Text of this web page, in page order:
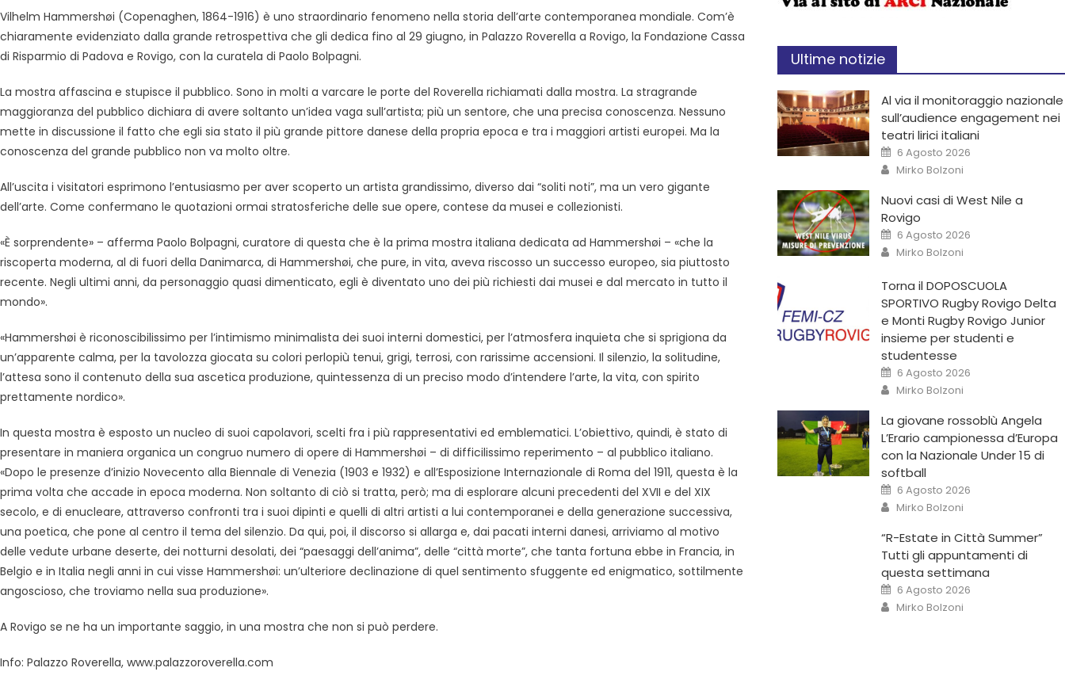
Vilhelm Hammershøi (Copenaghen, 1864-1916) è uno straordinario fenomeno nella storia dell’arte contemporanea mondiale. Com’è
chiaramente evidenziato dalla grande retrospettiva che gli dedica fino al 29 giugno, in Palazzo Roverella a Rovigo, la Fondazione Cassa
di Risparmio di Padova e Rovigo, con la curatela di Paolo Bolpagni.
La mostra affascina e stupisce il pubblico. Sono in molti a varcare le porte del Roverella richiamati dalla mostra. La stragrande
maggioranza del pubblico dichiara di avere soltanto un’idea vaga sull’artista; più un sentore, che una precisa conoscenza. Nessuno
mette in discussione il fatto che egli sia stato il più grande pittore danese della propria epoca e tra i maggiori artisti europei. Ma la
conoscenza del grande pubblico non va molto oltre.
All’uscita i visitatori esprimono l’entusiasmo per aver scoperto un artista grandissimo, diverso dai “soliti noti”, ma un vero gigante
dell’arte. Come confermano le quotazioni ormai stratosferiche delle sue opere, contese da musei e collezionisti.
«È sorprendente» – afferma Paolo Bolpagni, curatore di questa che è la prima mostra italiana dedicata ad Hammershøi – «che la
riscoperta moderna, al di fuori della Danimarca, di Hammershøi, che pure, in vita, aveva riscosso un successo europeo, sia piuttosto
recente. Negli ultimi anni, da personaggio quasi dimenticato, egli è diventato uno dei più richiesti dai musei e dal mercato in tutto il
mondo».
«Hammershøi è riconoscibilissimo per l’intimismo minimalista dei suoi interni domestici, per l’atmosfera inquieta che si sprigiona da
un’apparente calma, per la tavolozza giocata su colori perlopiù tenui, grigi, terrosi, con rarissime accensioni. Il silenzio, la solitudine,
l’attesa sono il contenuto della sua ascetica produzione, quintessenza di un preciso modo d’intendere l’arte, la vita, con spirito
prettamente nordico».
In questa mostra è esposto un nucleo di suoi capolavori, scelti fra i più rappresentativi ed emblematici. L’obiettivo, quindi, è stato di
presentare in maniera organica un congruo numero di opere di Hammershøi – di difficilissimo reperimento – al pubblico italiano.
«Dopo le presenze d’inizio Novecento alla Biennale di Venezia (1903 e 1932) e all’Esposizione Internazionale di Roma del 1911, questa è la
prima volta che accade in epoca moderna. Non soltanto di ciò si tratta, però; ma di esplorare alcuni precedenti del XVII e del XIX
secolo, e di enucleare, attraverso confronti tra i suoi dipinti e quelli di altri artisti a lui contemporanei e della generazione successiva,
una poetica, che pone al centro il tema del silenzio. Da qui, poi, il discorso si allarga e, dai pacati interni danesi, arriviamo al motivo
delle vedute urbane deserte, dei notturni desolati, dei “paesaggi dell’anima”, delle “città morte”, che tanta fortuna ebbe in Francia, in
Belgio e in Italia negli anni in cui visse Hammershøi: un’ulteriore declinazione di quel sentimento sfuggente ed enigmatico, sottilmente
angoscioso, che troviamo nella sua produzione».
A Rovigo se ne ha un importante saggio, in una mostra che non si può perdere.
Info: Palazzo Roverella, www.palazzoroverella.com
Ultime notizie
Al via il monitoraggio nazionale
sull’audience engagement nei
teatri lirici italiani
6 Agosto 2026
Mirko Bolzoni
Nuovi casi di West Nile a
Rovigo
6 Agosto 2026
Mirko Bolzoni
Torna il DOPOSCUOLA
SPORTIVO Rugby Rovigo Delta
e Monti Rugby Rovigo Junior
insieme per studenti e
studentesse
6 Agosto 2026
Mirko Bolzoni
La giovane rossoblù Angela
L’Erario campionessa d’Europa
con la Nazionale Under 15 di
softball
6 Agosto 2026
Mirko Bolzoni
“R-Estate in Città Summer”
Tutti gli appuntamenti di
questa settimana
6 Agosto 2026
Mirko Bolzoni